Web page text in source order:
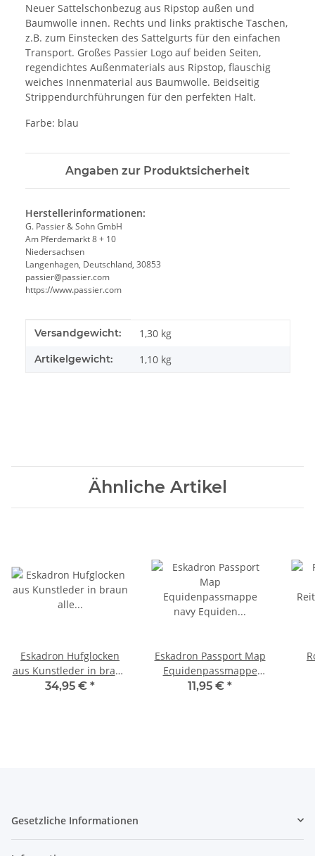
Neuer Sattelschonbezug aus Ripstop außen und
Baumwolle innen. Rechts und links praktische Taschen,
z.B. zum Einstecken des Sattelgurts für den einfachen
Transport. Großes Passier Logo auf beiden Seiten,
regendichtes Außenmaterials aus Ripstop, flauschig
weiches Innenmaterial aus Baumwolle. Beidseitig
Strippendurchführungen für den perfekten Halt.
Farbe: blau
Angaben zur Produktsicherheit
Herstellerinformationen:
G. Passier & Sohn GmbH
Am Pferdemarkt 8 + 10
Niedersachsen
Langenhagen, Deutschland, 30853
passier@passier.com
https://www.passier.com
Produkteigenschaft
Wert
Versandgewicht: 1,30 kg
Artikelgewicht: 1,10 kg
Ähnliche Artikel
Eskadron Hufglocken
aus Kunstleder in braun
alle Größen
34,95 € *
Eskadron Passport Map
Equidenpassmappe
navy Equiden
11,95 € *
Gesetzliche Informationen